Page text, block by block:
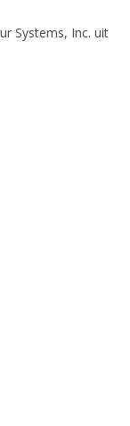
Systems, Inc. uit